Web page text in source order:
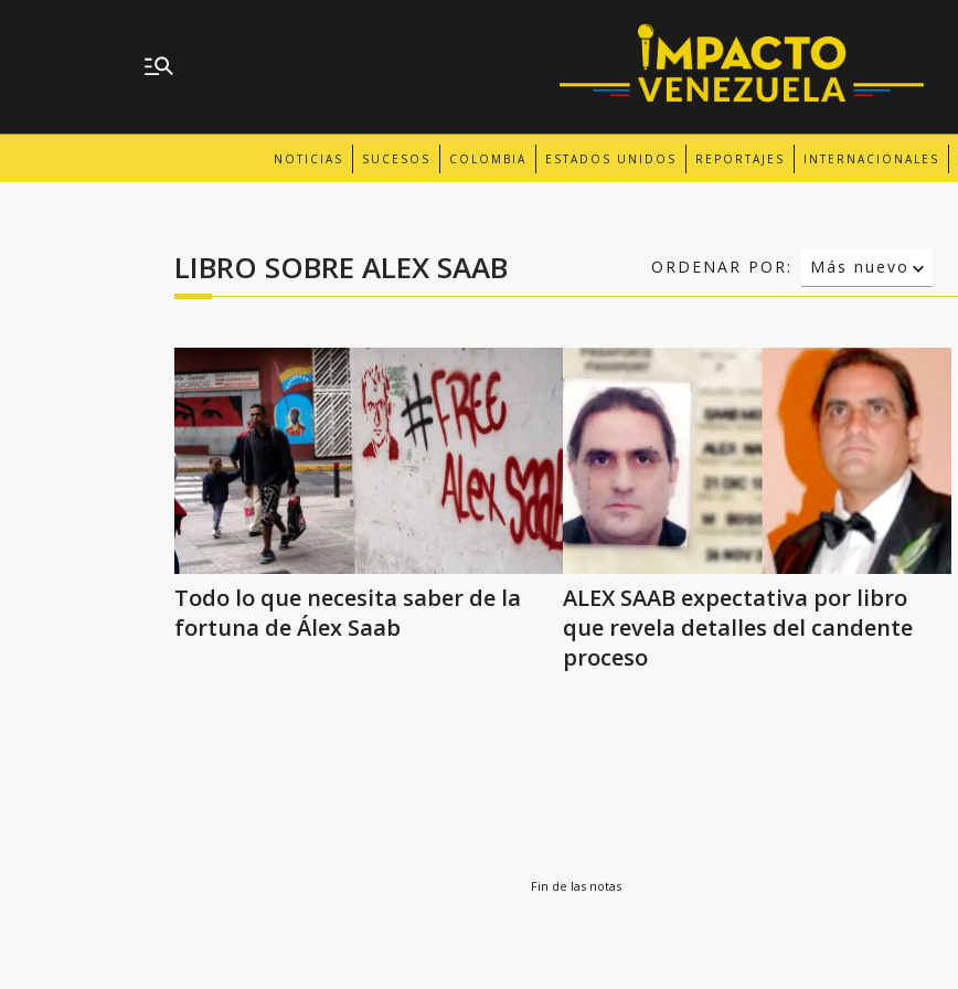
NOTICIAS SUCESOS COLOMBIA ESTADOS UNIDOS REPORTAJES INTERNACIONALES
LIBRO SOBRE ALEX SAAB ORDENAR POR:
Más nuevo
Relevancia
Todo lo que necesita saber de la
fortuna de Álex Saab
ALEX SAAB expectativa por libro
que revela detalles del candente
proceso
Fin de las notas